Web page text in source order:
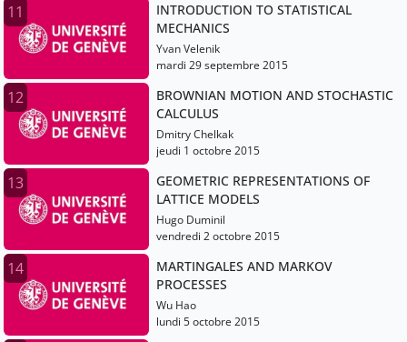
11
INTRODUCTION TO STATISTICAL
MECHANICS
Yvan Velenik
mardi 29 septembre 2015
12
BROWNIAN MOTION AND STOCHASTIC
CALCULUS
Dmitry Chelkak
jeudi 1 octobre 2015
13
GEOMETRIC REPRESENTATIONS OF
LATTICE MODELS
Hugo Duminil
vendredi 2 octobre 2015
14
MARTINGALES AND MARKOV
PROCESSES
Wu Hao
lundi 5 octobre 2015